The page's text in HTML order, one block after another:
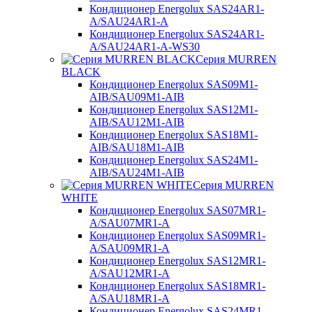
Кондиционер Energolux SAS24AR1-
A/SAU24AR1-A
Кондиционер Energolux SAS24AR1-
A/SAU24AR1-A-WS30
Серия MURREN
BLACK
Кондиционер Energolux SAS09M1-
AIB/SAU09M1-AIB
Кондиционер Energolux SAS12M1-
AIB/SAU12M1-AIB
Кондиционер Energolux SAS18M1-
AIB/SAU18M1-AIB
Кондиционер Energolux SAS24M1-
AIB/SAU24M1-AIB
Серия MURREN
WHITE
Кондиционер Energolux SAS07MR1-
A/SAU07MR1-A
Кондиционер Energolux SAS09MR1-
A/SAU09MR1-A
Кондиционер Energolux SAS12MR1-
A/SAU12MR1-A
Кондиционер Energolux SAS18MR1-
A/SAU18MR1-A